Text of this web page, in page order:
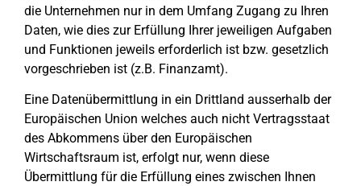
die Unternehmen nur in dem Umfang Zugang zu Ihren
Daten, wie dies zur Erfüllung Ihrer jeweiligen Aufgaben
und Funktionen jeweils erforderlich ist bzw. gesetzlich
vorgeschrieben ist (z.B. Finanzamt).
Eine Datenübermittlung in ein Drittland ausserhalb der
Europäischen Union welches auch nicht Vertragsstaat
des Abkommens über den Europäischen
Wirtschaftsraum ist, erfolgt nur, wenn diese
Übermittlung für die Erfüllung eines zwischen Ihnen